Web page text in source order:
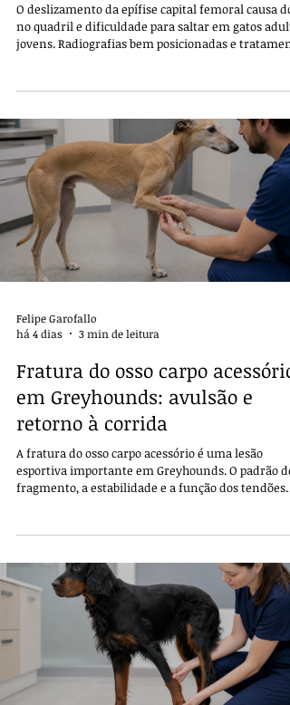
O deslizamento da epífise capital femoral causa dor
no quadril e dificuldade para saltar em gatos
jovens. Radiografias bem posicionadas e
Felipe Garofallo
há 4 dias
3 min de leitura
Fratura do osso carpo acessório
em Greyhounds: avulsão e
retorno à corrida
A fratura do osso carpo acessório é uma lesão
esportiva importante em Greyhounds. O padrão do
fragmento, a estabilidade e a função dos tendões